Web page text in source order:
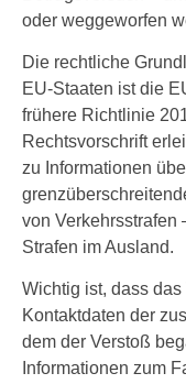
oder weggeworfen
Die rechtliche
EU-Staaten ist die
frühere Richtlinie
Rechtsvorschrift
zu Informationen
von Verkehrsstrafen
Strafen im Ausland.
Wichtig ist, dass
Kontaktdaten der
dem der Verstoß
Informationen zum